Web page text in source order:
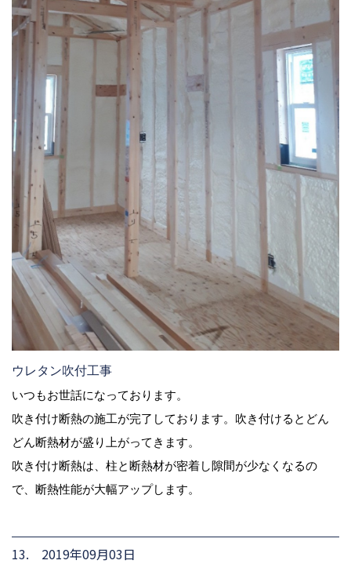
ウレタン吹付工事
いつもお世話になっております。
吹き付け断熱の施工が完了しております。吹き付けるとどん
どん断熱材が盛り上がってきます。
吹き付け断熱は、柱と断熱材が密着し隙間が少なくなるの
で、断熱性能が大幅アップします。
13. 2019年09月03日